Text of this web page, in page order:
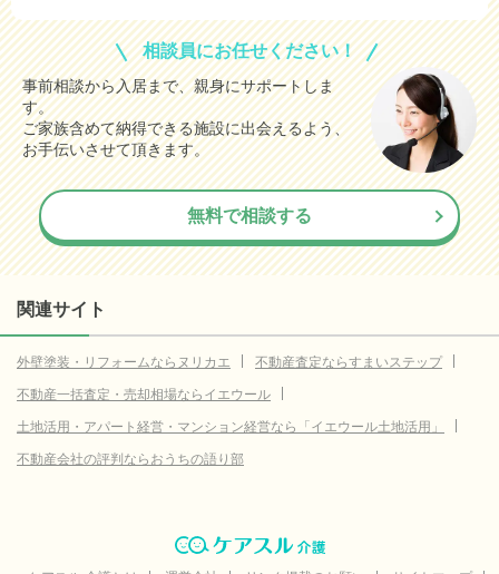
相談員にお任せください！
事前相談から入居まで、親身にサポートしま
す。
ご家族含めて納得できる施設に出会えるよう、
お手伝いさせて頂きます。
無料で相談する
関連サイト
外壁塗装・リフォームならヌリカエ
不動産査定ならすまいステップ
不動産一括査定・売却相場ならイエウール
土地活用・アパート経営・マンション経営なら「イエウール土地活用」
不動産会社の評判ならおうちの語り部